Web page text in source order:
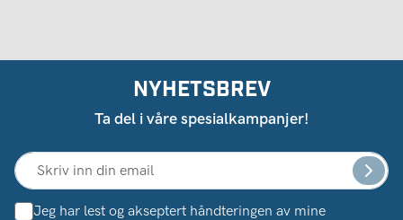
NYHETSBREV
Ta del i våre spesialkampanjer!
Jeg har lest og akseptert håndteringen av mine